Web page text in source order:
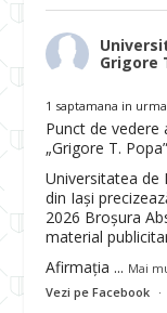
Grigore
1 saptamana in urma
Punct de vedere
„Grigore T.
Universitatea de
din Iași
2026 Broșura
material
Afirmația ... Mai
Vezi pe Facebook ·